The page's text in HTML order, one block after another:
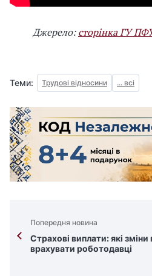
Джерело:сторінка ГУ
Теми: Трудові відносини ... всі
Попередня новина
Страхові виплати: які
врахувати роботодавці